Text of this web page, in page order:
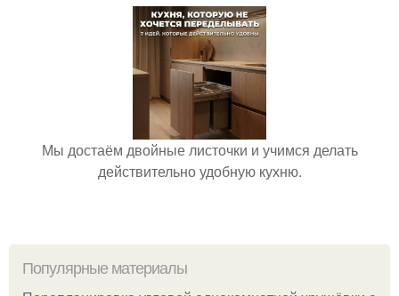
Мы достаём двойные листочки и учимся делать
действительно удобную кухню.
Популярные материалы